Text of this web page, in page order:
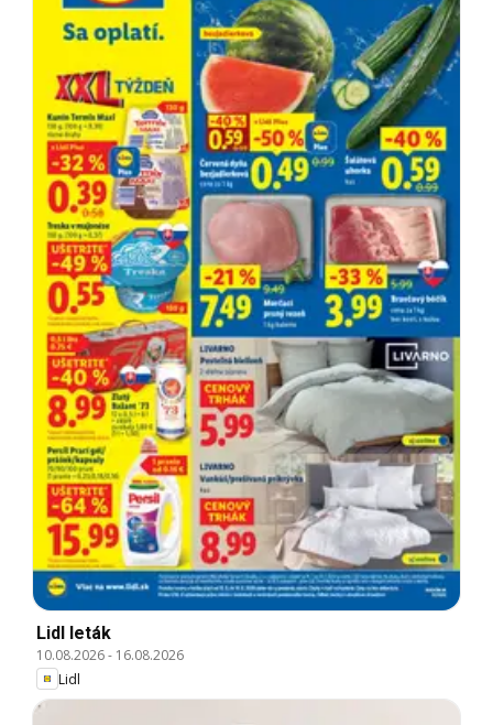
Lidl leták
10.08.2026- 16.08.2026
Lidl